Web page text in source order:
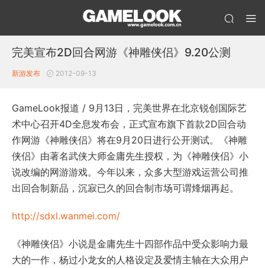
完美宣布2D回合网游《神雕侠侣》9.20公测
新游发布 2012-09-13
GameLook报道 / 9月13日，完美世界在北京锐创国际艺
术中心召开4D全息发布会，正式宣布旗下首款2D回合动
作网游《神雕侠侣》将在9月20日进行公开测试。《神雕
侠侣》由著名武侠大师金庸先生授权，为《神雕侠侣》小
说改编的网游游戏。今年以来，众多大型游戏运营公司推
出回合制新品，沉寂已久的回合制市场可谓烽烟再起。
http://sdxl.wanmei.com/
《神雕侠侣》小说是金庸先生十四部作品中受众影响力最
大的一作，杨过小龙女的人格设定及爱情主轴在大众用户